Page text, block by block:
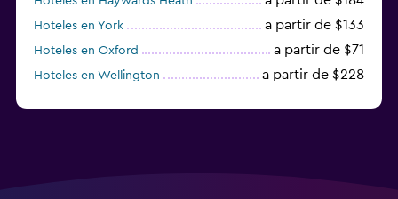
Hoteles en York a partir de $133
Hoteles en Oxford a partir de $71
Hoteles en Wellington a partir de $228